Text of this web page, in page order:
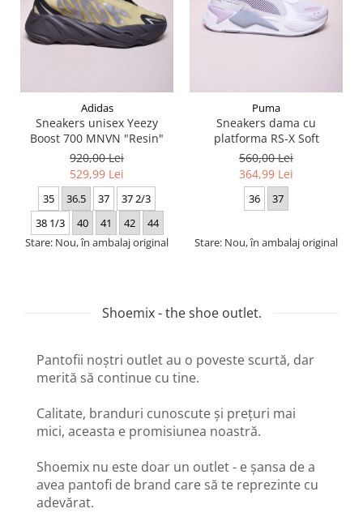
Adidas
Sneakers unisex Yeezy
Boost 700 MNVN "Resin"
920,00 Lei
529,99 Lei
35 36.5 37
37 2/3
38 1/3
40 41 42
44
Stare: Nou, în ambalaj original
Puma
Sneakers dama cu
platforma RS-X Soft
560,00 Lei
364,99 Lei
36 37
Stare: Nou, în ambalaj original
Shoemix - the shoe outlet.
Pantofii noștri outlet au o poveste scurtă, dar
merită să continue cu tine.
Calitate, branduri cunoscute și prețuri mai
mici, aceasta e promisiunea noastră.
Shoemix nu este doar un outlet - e șansa de a
avea pantofi de brand care să te reprezinte cu
adevărat.